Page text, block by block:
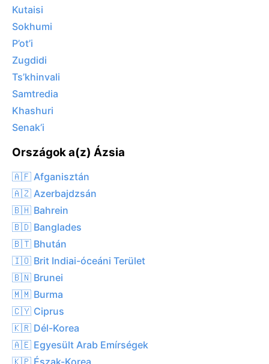
Kutaisi
Sokhumi
P’ot’i
Zugdidi
Ts’khinvali
Samtredia
Khashuri
Senak’i
Országok a(z) Ázsia
🇦🇫 Afganisztán
🇦🇿 Azerbajdzsán
🇧🇭 Bahrein
🇧🇩 Banglades
🇧🇹 Bhután
🇮🇴 Brit Indiai-óceáni Terület
🇧🇳 Brunei
🇲🇲 Burma
🇨🇾 Ciprus
🇰🇷 Dél-Korea
🇦🇪 Egyesült Arab Emírségek
🇰🇵 Észak-Korea